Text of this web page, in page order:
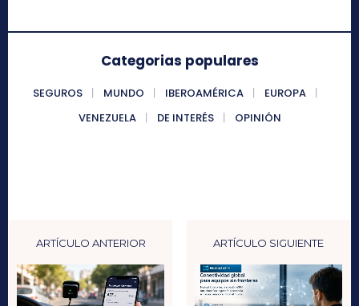
Categorias populares
SEGUROS MUNDO IBEROAMÉRICA
EUROPA
VENEZUELA
DE INTERÉS OPINIÓN
ARTÍCULO ANTERIOR ARTÍCULO SIGUIENTE